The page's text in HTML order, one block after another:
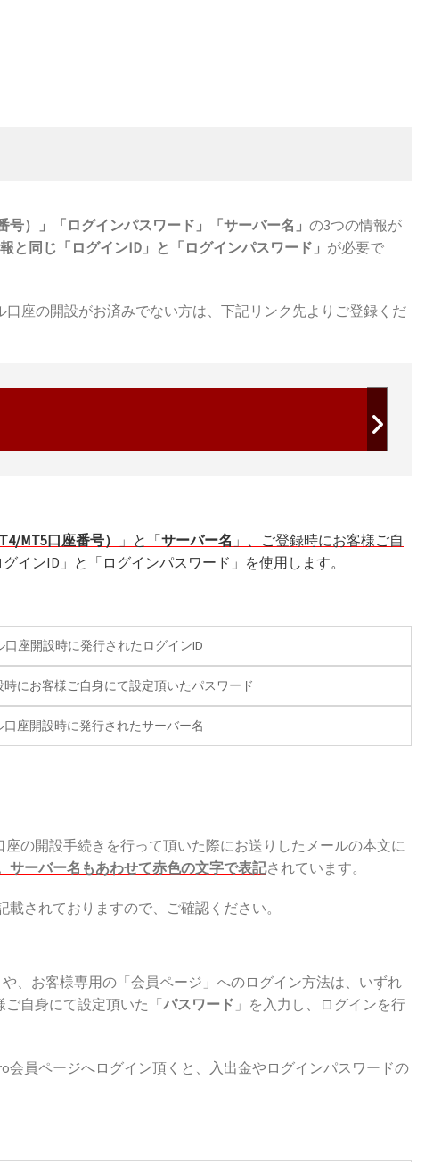
号）」「ログインパスワード」「サーバー名」 の3つの情報が
と同じ「ログインID」と「ログインパスワード」 が必要で
座の開設がお済みでない方は、下記リンク先よりご登録くだ
MT5口座番号） 」と「サーバー名 」、ご登録時にお客様ご自
インID」と「ログインパスワード」を使用します。
口座開設時に発行されたログインID
時にお客様ご自身にて設定頂いたパスワード
口座開設時に発行されたサーバー名
の開設手続きを行って頂いた際にお送りしたメールの本文に
サーバー名もあわせて赤色の文字で表記されています。
されておりますので、ご確認ください。
、お客様専用の「会員ページ」へのログイン方法は、いずれ
ご自身にて設定頂いた「パスワード 」を入力し、ログインを行
会員ページへログイン頂くと、入出金やログインパスワードの